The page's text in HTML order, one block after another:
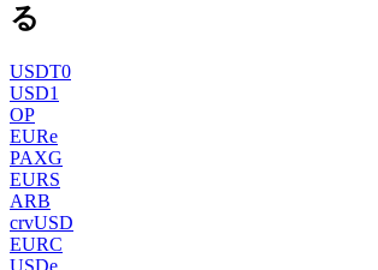
る
USDT0
USD1
OP
EURe
PAXG
EURS
ARB
crvUSD
EURC
USDe